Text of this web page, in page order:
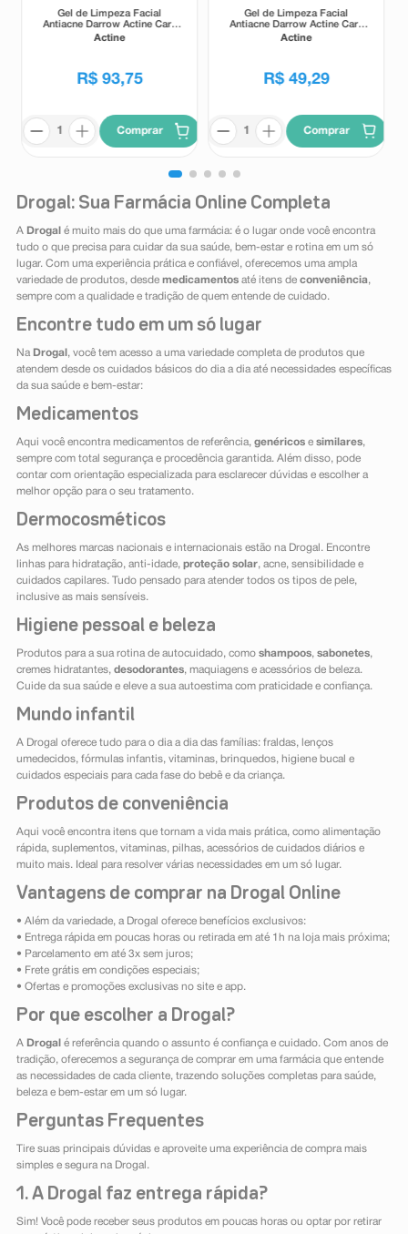
Gel de Limpeza Facial
Antiacne Darrow Actine Care
Alta Tolerância 400g
Actine
R$ 93,75
Comprar
Gel de Limpeza Facial
Antiacne Darrow Actine Care
Alta Tolerância 140g
Actine
R$ 49,29
Comprar
Drogal: Sua Farmácia Online Completa
A Drogal é muito mais do que uma farmácia: é o lugar onde você encontra
tudo o que precisa para cuidar da sua saúde, bem-estar e rotina em um só
lugar. Com uma experiência prática e confiável, oferecemos uma ampla
variedade de produtos, desde medicamentosaté itens de conveniência,
sempre com a qualidade e tradição de quem entende de cuidado.
Encontre tudo em um só lugar
Na Drogal , você tem acesso a uma variedade completa de produtos que
atendem desde os cuidados básicos do dia a dia até necessidades específicas
da sua saúde e bem-estar:
Medicamentos
Aqui você encontra medicamentos de referência, genéricose similares,
sempre com total segurança e procedência garantida. Além disso, pode
contar com orientação especializada para esclarecer dúvidas e escolher a
melhor opção para o seu tratamento.
Dermocosméticos
As melhores marcas nacionais e internacionais estão na Drogal. Encontre
linhas para hidratação, anti-idade, proteção solar, acne, sensibilidade e
cuidados capilares. Tudo pensado para atender todos os tipos de pele,
inclusive as mais sensíveis.
Higiene pessoal e beleza
Produtos para a sua rotina de autocuidado, como shampoos, sabonetes,
cremes hidratantes, desodorantes, maquiagens e acessórios de beleza.
Cuide da sua saúde e eleve a sua autoestima com praticidade e confiança.
Mundo infantil
A Drogal oferece tudo para o dia a dia das famílias: fraldas, lenços
umedecidos, fórmulas infantis, vitaminas, brinquedos, higiene bucal e
cuidados especiais para cada fase do bebê e da criança.
Produtos de conveniência
Aqui você encontra itens que tornam a vida mais prática, como alimentação
rápida, suplementos, vitaminas, pilhas, acessórios de cuidados diários e
muito mais. Ideal para resolver várias necessidades em um só lugar.
Vantagens de comprar na Drogal Online
• Além da variedade, a Drogal oferece benefícios exclusivos:
• Entrega rápida em poucas horas ou retirada em até 1h na loja mais próxima;
• Parcelamento em até 3x sem juros;
• Frete grátis em condições especiais;
• Ofertas e promoções exclusivas no site e app.
Por que escolher a Drogal?
A Drogal é referência quando o assunto é confiança e cuidado. Com anos de
tradição, oferecemos a segurança de comprar em uma farmácia que entende
as necessidades de cada cliente, trazendo soluções completas para saúde,
beleza e bem-estar em um só lugar.
Perguntas Frequentes
Tire suas principais dúvidas e aproveite uma experiência de compra mais
simples e segura na Drogal.
1. A Drogal faz entrega rápida?
Sim! Você pode receber seus produtos em poucas horas ou optar por retirar